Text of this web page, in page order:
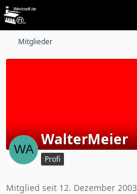
Mitglieder
WalterMeier
Profi
Mitglied seit 12. Dezember 2003